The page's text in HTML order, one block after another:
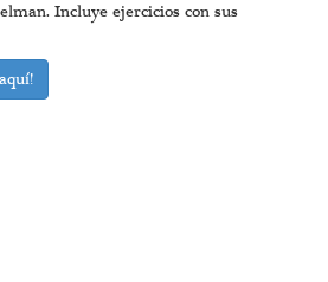
Incluye ejercicios con sus